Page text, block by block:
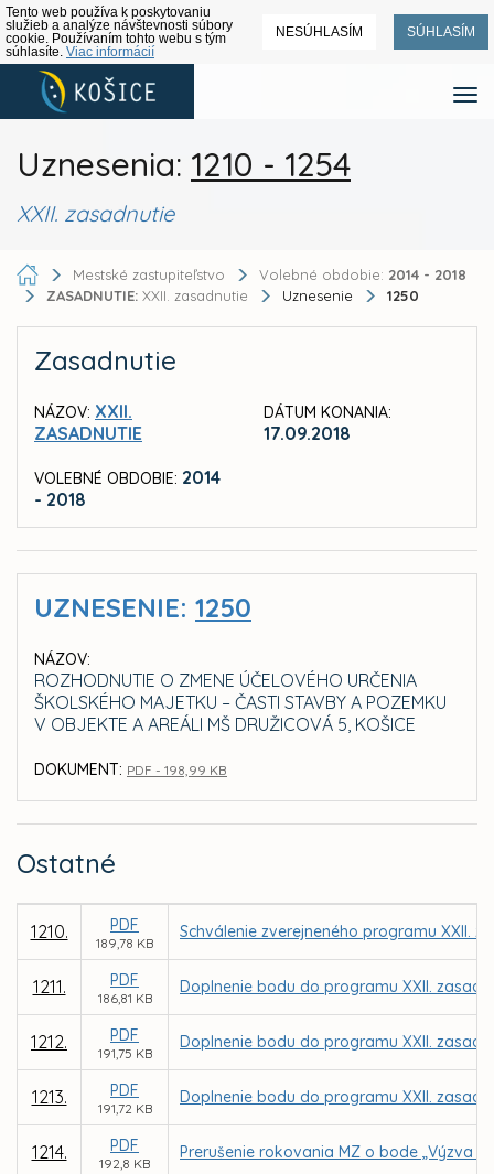
Tento web používa k poskytovaniu
služieb a analýze návštevnosti súbory
cookie. Používaním tohto webu s tým
súhlasíte. Viac informácií
NESÚHLASÍM SÚHLASÍM
Uznesenia: 1210 - 1254
XXII. zasadnutie
Mestské zastupiteľstvo Volebné obdobie: 2014 - 2018
ZASADNUTIE: XXII. zasadnutie Uznesenie 1250
Zasadnutie
NÁZOV: XXII.
ZASADNUTIE
VOLEBNÉ OBDOBIE: 2014
- 2018
DÁTUM KONANIA:
17.09.2018
UZNESENIE: 1250
NÁZOV:
ROZHODNUTIE O ZMENE ÚČELOVÉHO URČENIA
ŠKOLSKÉHO MAJETKU – ČASTI STAVBY A POZEMKU
V OBJEKTE A AREÁLI MŠ DRUŽICOVÁ 5, KOŠICE
DOKUMENT: PDF - 198,99 KB
Ostatné
1210. PDF
189,78 KB
Schválenie zverejneného programu XXII.
1211. PDF
186,81 KB
Doplnenie bodu do programu XXII.
1212. PDF
191,75 KB
Doplnenie bodu do programu XXII.
1213. PDF
191,72 KB
Doplnenie bodu do programu XXII.
1214. PDF
192,8 KB
Prerušenie rokovania MZ o bode „Výzva